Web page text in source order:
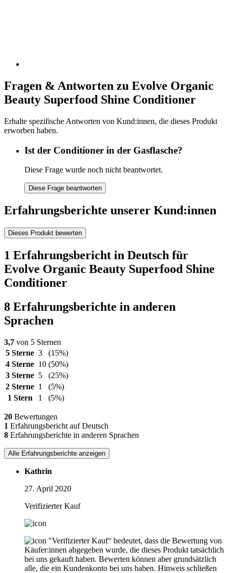
Fragen & Antworten zu Evolve Organic
Beauty Superfood Shine Conditioner
Erhalte spezifische Antworten von Kund:innen, die dieses Produkt
erworben haben.
Ist der Conditioner in der Gasflasche?
Diese Frage wurde noch nicht beantwortet.
Diese Frage beantworten
Erfahrungsberichte unserer Kund:innen
Dieses Produkt bewerten
1 Erfahrungsbericht in Deutsch für
Evolve Organic Beauty Superfood Shine
Conditioner
8 Erfahrungsberichte in anderen
Sprachen
3,7 von 5 Sternen
5 Sterne 3
(15%)
4 Sterne 10 (50%)
3 Sterne 5
(25%)
2 Sterne 1
(5%)
1 Stern
1 (5%)
20 Bewertungen
1 Erfahrungsbericht auf Deutsch
8 Erfahrungsberichte in anderen Sprachen
Alle Erfahrungsberichte anzeigen
Kathrin
27. April 2020
Verifizierter Kauf
"Verifizierter Kauf“ bedeutet, dass die Bewertung von
Käufer:innen abgegeben wurde, die dieses Produkt tatsächlich
bei uns gekauft haben. Bewerten können aber grundsätzlich
alle, die ein Kundenkonto bei uns haben. Hinweis schließen